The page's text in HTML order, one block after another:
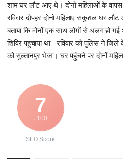
शाम घर लौट आए थे। दोनों महिलाओं के
रविवार दोपहर दोनों महिलाएं सकुशल घर
बताया कि दोनों एक साथ लोगों से अलग हो गई
शिविर पहुंचाया था। रविवार को पुलिस ने
को सुल्तानपुर भेजा। घर पहुंचने पर दोनों
7
/ 100
SEO Score